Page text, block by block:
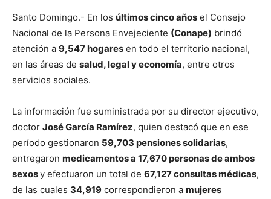
Santo Domingo.- En los últimos cinco años el Consejo
Nacional de la Persona Envejeciente (Conape) brindó
atención a 9,547 hogares en todo el territorio nacional,
en las áreas de salud, legal y economía, entre otros
servicios sociales.
La información fue suministrada por su director ejecutivo,
doctor José García Ramírez, quien destacó que en ese
período gestionaron 59,703 pensiones solidarias,
entregaron medicamentos a 17,670 personas de ambos
sexosy efectuaron un total de 67,127 consultas médicas,
de las cuales 34,919 correspondieron a mujeres